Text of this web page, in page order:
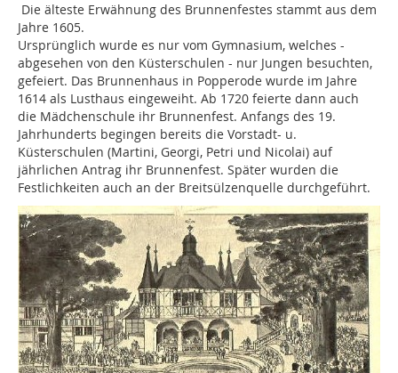
Die älteste Erwähnung des Brunnenfestes stammt aus dem
Jahre 1605.
Ursprünglich wurde es nur vom Gymnasium, welches -
abgesehen von den Küsterschulen - nur Jungen besuchten,
gefeiert. Das Brunnenhaus in Popperode wurde im Jahre
1614 als Lusthaus eingeweiht. Ab 1720 feierte dann auch
die Mädchenschule ihr Brunnenfest. Anfangs des 19.
Jahrhunderts begingen bereits die Vorstadt- u.
Küsterschulen (Martini, Georgi, Petri und Nicolai) auf
jährlichen Antrag ihr Brunnenfest. Später wurden die
Festlichkeiten auch an der Breitsülzenquelle durchgeführt.